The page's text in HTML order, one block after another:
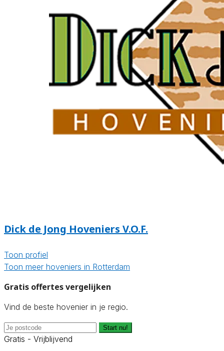
Dick de Jong Hoveniers V.O.F.
Toon profiel
Toon meer hoveniers in Rotterdam
Gratis offertes vergelijken
Vind de beste hovenier in je regio.
Start nu!
Gratis - Vrijblijvend